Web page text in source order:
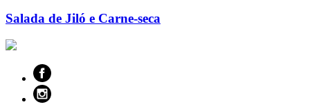
Salada de Jiló e Carne-seca